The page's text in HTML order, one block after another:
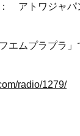
ジャパン
ムプラプラ」
radio/1279/